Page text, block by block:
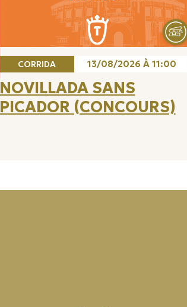
CORRIDA 13/08/2026 À 11:00
NOVILLADA SANS
PICADOR (CONCOURS)